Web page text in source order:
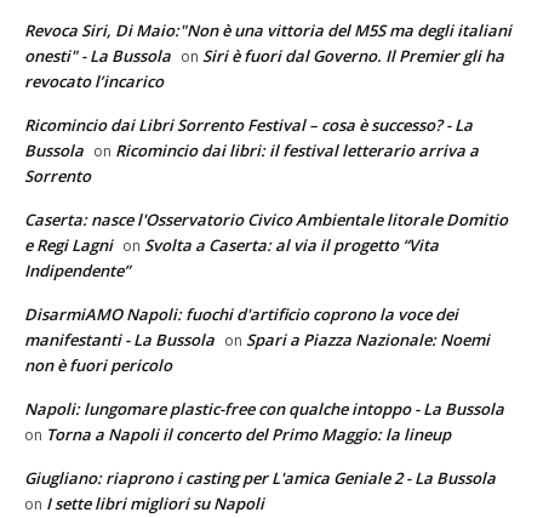
Revoca Siri, Di Maio:"Non è una vittoria del M5S ma degli italiani
onesti" - La Bussola on Siri è fuori dal Governo. Il Premier gli ha
revocato l’incarico
Ricomincio dai Libri Sorrento Festival – cosa è successo? - La
Bussola on Ricomincio dai libri: il festival letterario arriva a
Sorrento
Caserta: nasce l'Osservatorio Civico Ambientale litorale Domitio
e Regi Lagni on Svolta a Caserta: al via il progetto “Vita
Indipendente”
DisarmiAMO Napoli: fuochi d'artificio coprono la voce dei
manifestanti - La Bussola on Spari a Piazza Nazionale: Noemi
non è fuori pericolo
Napoli: lungomare plastic-free con qualche intoppo - La Bussola
on Torna a Napoli il concerto del Primo Maggio: la lineup
Giugliano: riaprono i casting per L'amica Geniale 2 - La Bussola
on I sette libri migliori su Napoli